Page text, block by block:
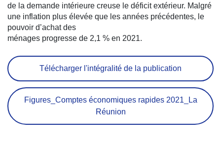
de la demande intérieure creuse le déficit extérieur. Malgré
une inflation plus élevée que les années précédentes, le
pouvoir d’achat des
ménages progresse de 2,1 % en 2021.
Télécharger l'intégralité de la publication
Figures_Comptes économiques rapides 2021_La
Réunion